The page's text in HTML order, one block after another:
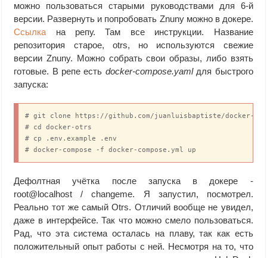
можно пользоваться старыми руководствами для 6-й
версии. Развернуть и попробовать Znuny можно в докере.
Cсылка на репу. Там все инструкции. Название
репозитория старое, otrs, но используются свежие
версии Znuny. Можно собрать свои образы, либо взять
готовые. В репе есть docker-compose.yamlдля быстрого
запуска:
# git clone https://github.com/juanluisbaptiste/docker-
# cd docker-otrs
# cp .env.example .env
# docker-compose -f docker-compose.yml up
Дефолтная учётка после запуска в докере -
root@localhost / changeme. Я запустил, посмотрел.
Реально тот же самый Otrs. Отличий вообще не увидел,
даже в интерфейсе. Так что можно смело пользоваться.
Рад, что эта система осталась на плаву, так как есть
положительный опыт работы с ней. Несмотря на то, что